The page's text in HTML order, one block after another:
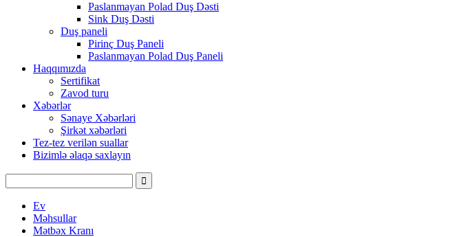
Paslanmayan Polad Duş Dəsti
Sink Duş Dəsti
Duş paneli
Pirinç Duş Paneli
Paslanmayan Polad Duş Paneli
Haqqımızda
Sertifikat
Zavod turu
Xəbərlər
Sənaye Xəbərləri
Şirkət xəbərləri
Tez-tez verilən suallar
Bizimlə əlaqə saxlayın
Ev
Məhsullar
Mətbəx Kranı